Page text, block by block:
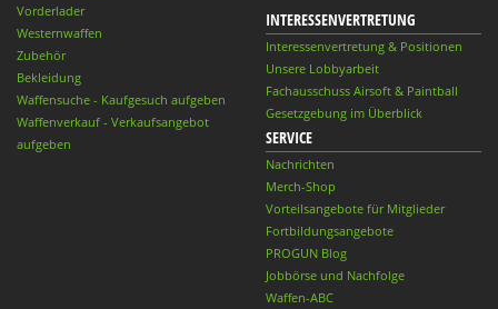
Vorderlader
Westernwaffen
Zubehör
Bekleidung
Waffensuche - Kaufgesuch aufgeben
Waffenverkauf - Verkaufsangebot
aufgeben
INTERESSENVERTRETUNG
Interessenvertretung & Positionen
Unsere Lobbyarbeit
Fachausschuss Airsoft & Paintball
Gesetzgebung im Überblick
SERVICE
Nachrichten
Merch-Shop
Vorteilsangebote für Mitglieder
Fortbildungsangebote
PROGUN Blog
Jobbörse und Nachfolge
Waffen-ABC